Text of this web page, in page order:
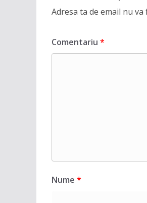
Adresa ta de email nu va
Comentariu *
Nume *